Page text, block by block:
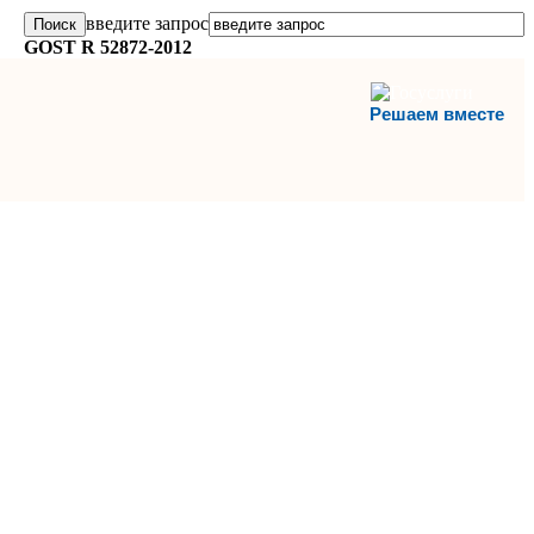
введите запрос
GOST R 52872-2012
Решаем вместе